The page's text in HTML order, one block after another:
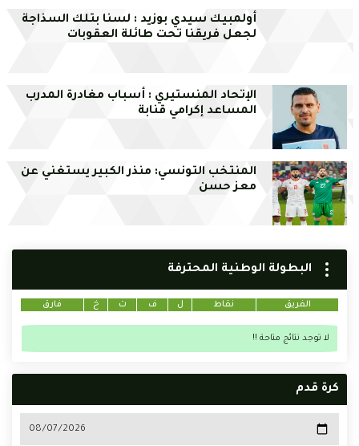
أولمبيك سيدي بوزيد : لسنا بتلك السذاجة
لجعل فريقنا تحت طائلة العقوبات
الإتحاد المنستيري : أسباب مغادرة المدرب
المساعد إكرامي قنابة
المنتخب التونسي: منذر الكبير يستغني عن
معز حسن
البطولة الوطنية المحترفة
الفريق نقاط ل ف ت خ فارق
لا توجد نتائج متاحة !!
كرة قدم